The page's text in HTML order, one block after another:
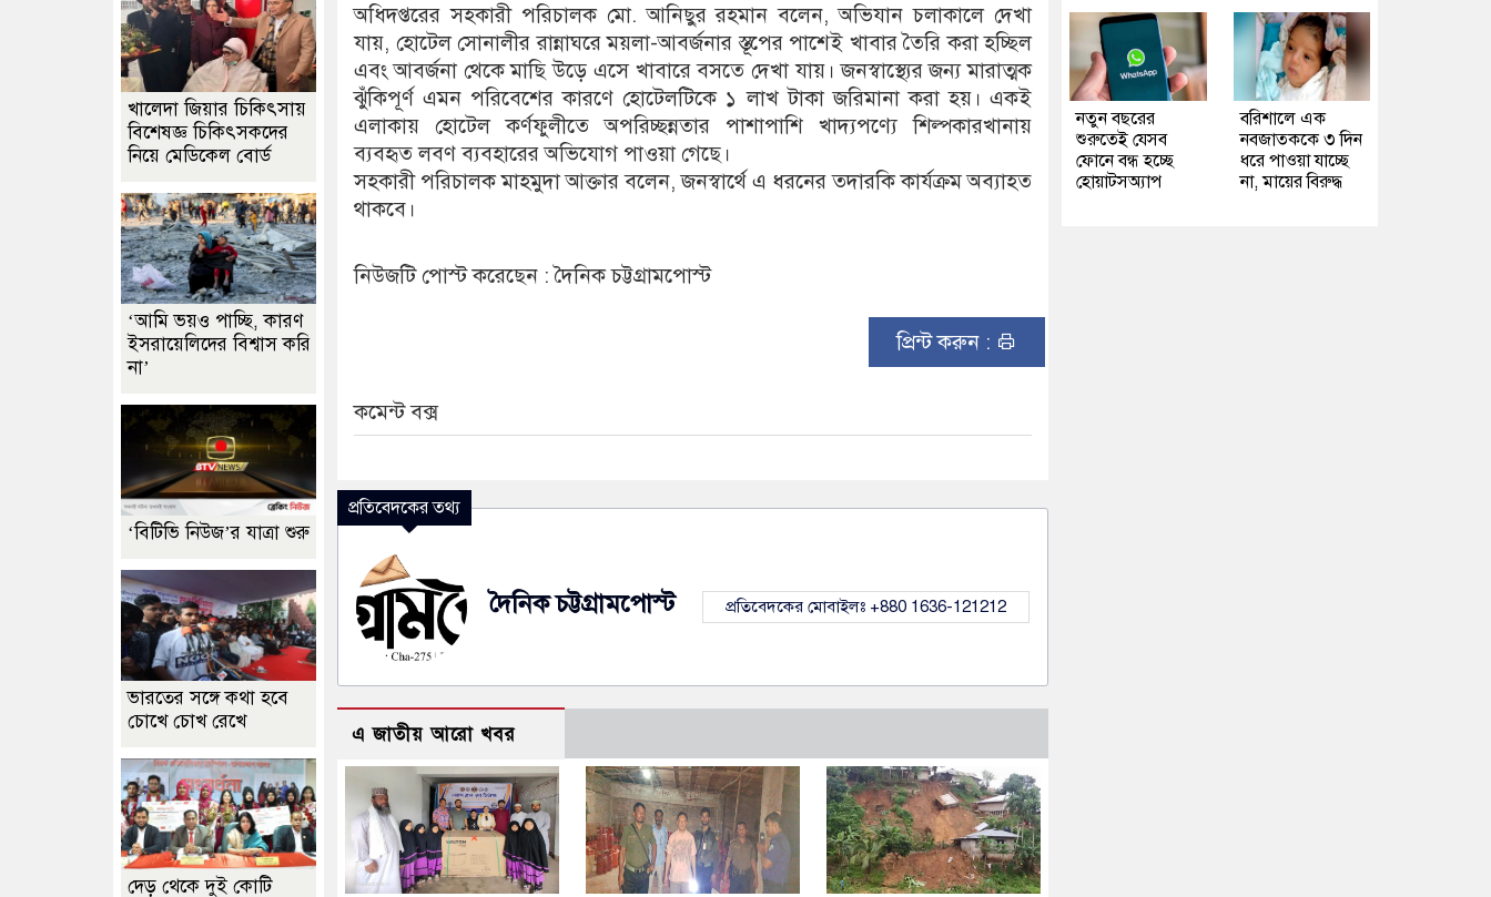
অধিদপ্তরের সহকারী পরিচালক মো. আনিছুর রহমান বলেন, অভিযান চলাকালে দেখা
যায়, হোটেল সোনালীর রান্নাঘরে ময়লা-আবর্জনার স্তূপের পাশেই খাবার তৈরি করা হচ্ছিল
এবং আবর্জনা থেকে মাছি উড়ে এসে খাবারে বসতে দেখা যায়। জনস্বাস্থ্যের জন্য মারাত্মক
ঝুঁকিপূর্ণ এমন পরিবেশের কারণে হোটেলটিকে ১ লাখ টাকা জরিমানা করা হয়। একই
এলাকায় হোটেল কর্ণফুলীতে অপরিচ্ছন্নতার পাশাপাশি খাদ্যপণ্যে শিল্পকারখানায়
ব্যবহৃত লবণ ব্যবহারের অভিযোগ পাওয়া গেছে।
সহকারী পরিচালক মাহমুদা আক্তার বলেন, জনস্বার্থে এ ধরনের তদারকি কার্যক্রম অব্যাহত
থাকবে।
নিউজটি পোস্ট করেছেন : দৈনিক চট্টগ্রামপোস্ট
প্রিন্ট করুন :
কমেন্ট বক্স
প্রতিবেদকের তথ্য
দৈনিক চট্টগ্রামপোস্ট প্রতিবেদকের মোবাইলঃ +880 1636-121212
এ জাতীয় আরো খবর
খালেদা জিয়ার চিকিৎসায়
বিশেষজ্ঞ চিকিৎসকদের
নিয়ে মেডিকেল বোর্ড
‘আমি ভয়ও পাচ্ছি, কারণ
ইসরায়েলিদের বিশ্বাস করি
না’
‘বিটিভি নিউজ’র যাত্রা শুরু
ভারতের সঙ্গে কথা হবে
চোখে চোখ রেখে
দেড় থেকে দুই কোটি
নতুন বছরের
শুরুতেই যেসব
ফোনে বন্ধ হচ্ছে
হোয়াটসঅ্যাপ
বরিশালে এক
নবজাতককে ৩ দিন
ধরে পাওয়া যাচ্ছে
না, মায়ের বিরুদ্ধ